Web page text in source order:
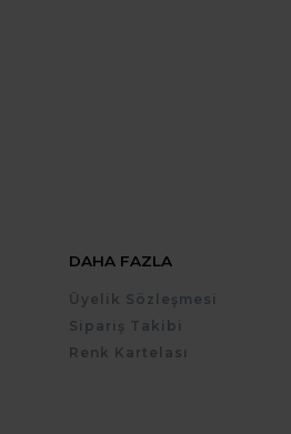
DAHA FAZLA
Üyelik Sözleşmesi
Sipariş Takibi
Renk Kartelası